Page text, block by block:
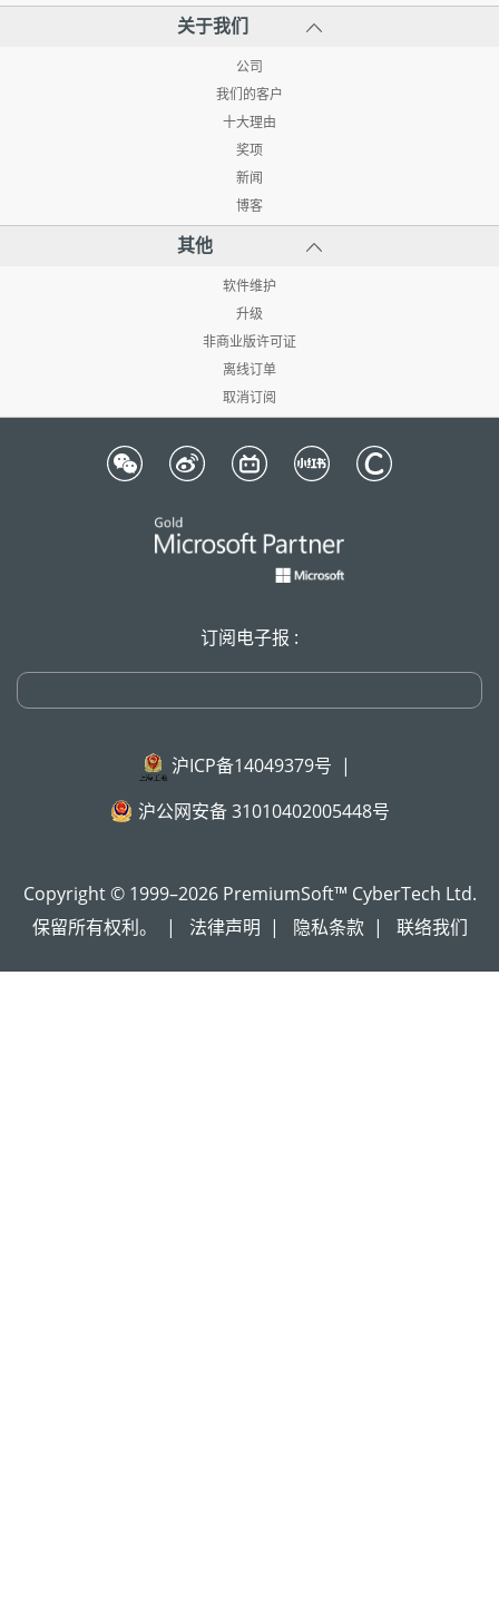
关于我们
公司
我们的客户
十大理由
奖项
新闻
博客
其他
软件维护
升级
非商业版许可证
离线订单
取消订阅
订阅电子报 :
沪ICP备14049379号 |
沪公网安备 31010402005448号
Copyright © 1999–2026 PremiumSoft™ CyberTech Ltd.
保留所有权利。
| 法律声明 | 隐私条款 | 联络我们